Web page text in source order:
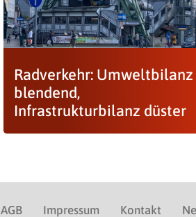
Radverkehr: Umweltbilanz
blendend,
Infrastrukturbilanz düster
AGB Impressum Kontakt